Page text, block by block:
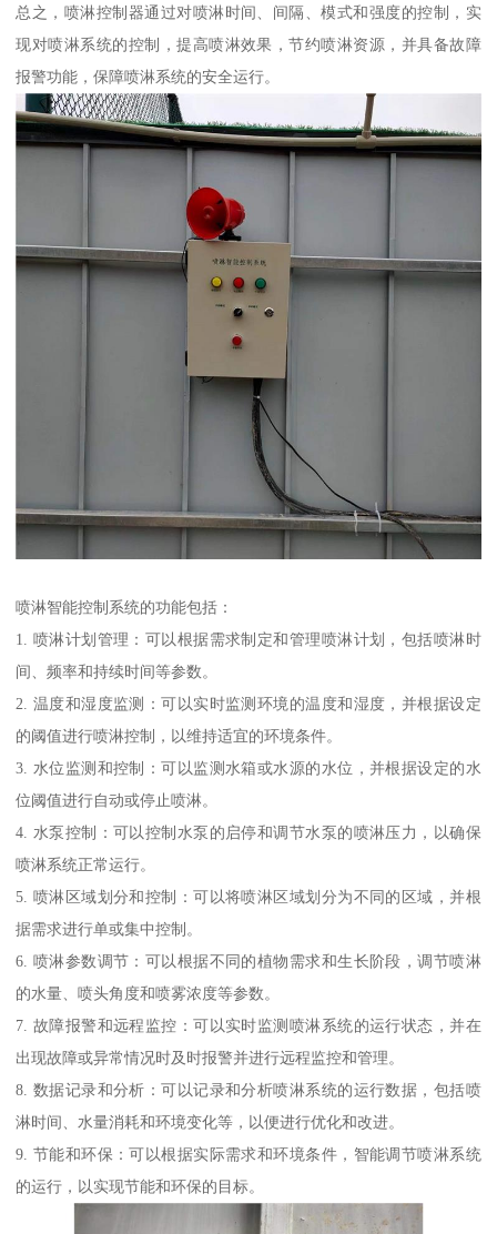
总之，喷淋控制器通过对喷淋时间、间隔、模式和强度的控制，实
现对喷淋系统的控制，提高喷淋效果，节约喷淋资源，并具备故障
报警功能，保障喷淋系统的安全运行。
喷淋智能控制系统的功能包括：
1. 喷淋计划管理：可以根据需求制定和管理喷淋计划，包括喷淋时
间、频率和持续时间等参数。
2. 温度和湿度监测：可以实时监测环境的温度和湿度，并根据设定
的阈值进行喷淋控制，以维持适宜的环境条件。
3. 水位监测和控制：可以监测水箱或水源的水位，并根据设定的水
位阈值进行自动或停止喷淋。
4. 水泵控制：可以控制水泵的启停和调节水泵的喷淋压力，以确保
喷淋系统正常运行。
5. 喷淋区域划分和控制：可以将喷淋区域划分为不同的区域，并根
据需求进行单或集中控制。
6. 喷淋参数调节：可以根据不同的植物需求和生长阶段，调节喷淋
的水量、喷头角度和喷雾浓度等参数。
7. 故障报警和远程监控：可以实时监测喷淋系统的运行状态，并在
出现故障或异常情况时及时报警并进行远程监控和管理。
8. 数据记录和分析：可以记录和分析喷淋系统的运行数据，包括喷
淋时间、水量消耗和环境变化等，以便进行优化和改进。
9. 节能和环保：可以根据实际需求和环境条件，智能调节喷淋系统
的运行，以实现节能和环保的目标。